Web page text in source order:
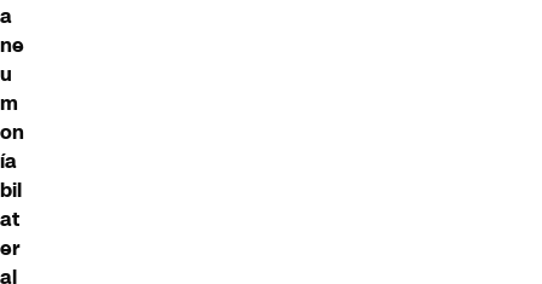
a
ne
u
m
on
ía
bil
at
er
al